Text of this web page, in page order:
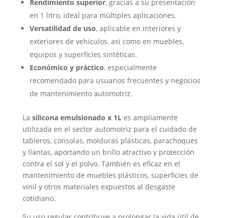
Rendimiento superior, gracias a su presentación
en 1 litro, ideal para múltiples aplicaciones.
Versatilidad de uso, aplicable en interiores y
exteriores de vehículos, así como en muebles,
equipos y superficies sintéticas.
Económico y práctico, especialmente
recomendado para usuarios frecuentes y negocios
de mantenimiento automotriz.
La silicona emulsionado x 1Les ampliamente
utilizada en el sector automotriz para el cuidado de
tableros, consolas, molduras plásticas, parachoques
y llantas, aportando un brillo atractivo y protección
contra el sol y el polvo. También es eficaz en el
mantenimiento de muebles plásticos, superficies de
vinil y otros materiales expuestos al desgaste
cotidiano.